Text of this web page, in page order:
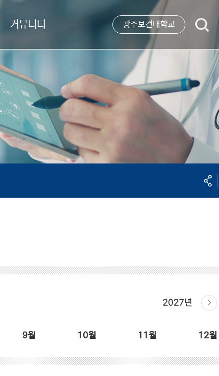
커뮤니티 광주보건대학교
검
공유
2027년
9월 10월 11월 12월